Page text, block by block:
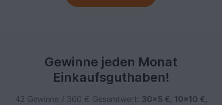
Gewinne jeden Monat
Einkaufsguthaben!
42 Gewinne / 300 € Gesamtwert: 30×5 €, 10×10 €,